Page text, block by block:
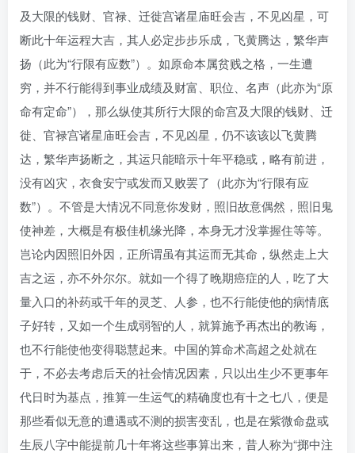
及大限的钱财、官禄、迁徙宫诸星庙旺会吉，不见凶星，可
断此十年运程大吉，其人必定步步乐成，飞黄腾达，繁华声
扬（此为“行限有应数”）。如原命本属贫贱之格，一生遭
穷，并不行能得到事业成绩及财富、职位、名声（此亦为“原
命有定命”），那么纵使其所行大限的命宫及大限的钱财、迁
徙、官禄宫诸星庙旺会吉，不见凶星，仍不该该以飞黄腾
达，繁华声扬断之，其运只能暗示十年平稳或，略有前进，
没有凶灾，衣食安宁或发而又败罢了（此亦为“行限有应
数”）。不管是大情况不同意你发财，照旧故意偶然，照旧鬼
使神差，大概是有极佳机缘光降，本身无才没掌握住等等。
岂论内因照旧外因，正所谓虽有其运而无其命，纵然走上大
吉之运，亦不外尔尔。就如一个得了晚期癌症的人，吃了大
量入口的补药或千年的灵芝、人参，也不行能使他的病情底
子好转，又如一个生成弱智的人，就算施予再杰出的教诲，
也不行能使他变得聪慧起来。中国的算命术高超之处就在
于，不必去考虑后天的社会情况因素，只以出生少不更事年
代日时为基点，推算一生运气的精确度也有十之七八，便是
那些看似无意的遭遇或不测的损害变乱，也是在紫微命盘或
生辰八字中能提前几十年将这些事算出来，昔人称为“掷中注